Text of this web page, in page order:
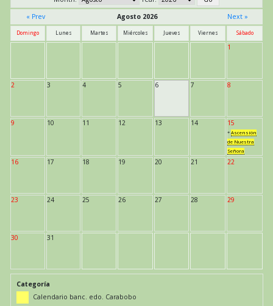
« Prev
Agosto 2026 Next »
Domingo Lunes Martes Miércoles Jueves Viernes Sábado
1
2 3 4 5 6 7 8
9 10 11 12 13 14 15
* Ascensión
de Nuestra
Señora
16 17 18 19 20 21 22
23 24 25 26 27 28 29
30 31
Categoría
Calendario banc. edo. Carabobo